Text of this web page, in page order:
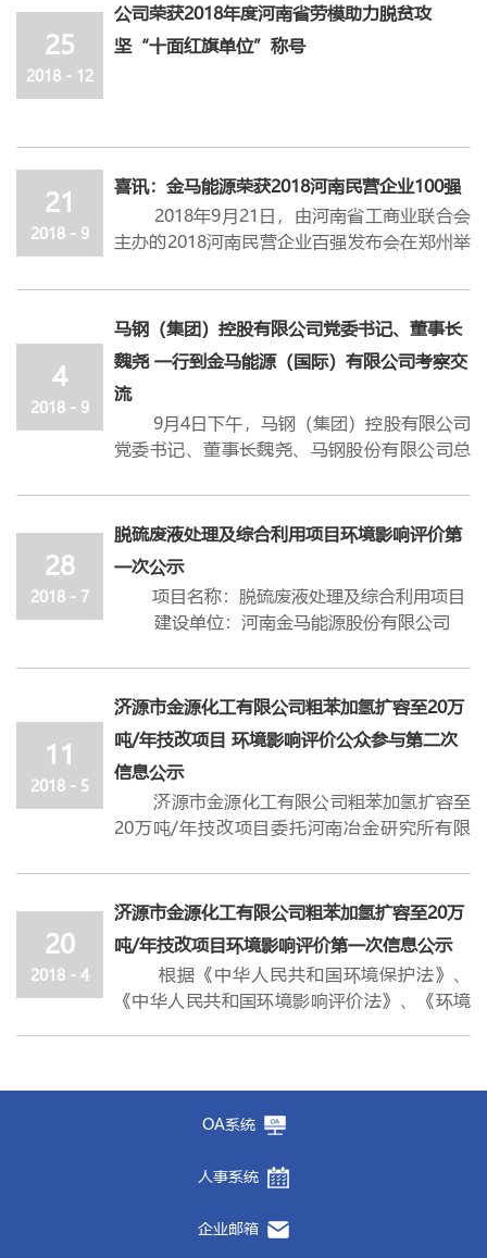
25
2018 - 12
公司荣获2018年度河南省劳模助力脱贫攻
坚“十面红旗单位”称号
21
2018 - 9
喜讯：金马能源荣获2018河南民营企业100强
2018年9月21日，由河南省工商业联合会
主办的2018河南民营企业百强发布会在郑州举
布会并讲话，省委统战部副部长、省工商联党
组书记、常务副主席李德才主持活动并宣布榜
单。公司分别位列2018河南民营企业100强第
48位、2018河南民营企业制造业100强第32
位、2018河南民营企业社会责任100强第六
位，这是公司连续六年荣获“河南民营企业
100强”。
总经理王明忠的带领下，始终坚持“集约发
展、集群发展、低碳发展”的理念，逐步由传
统炼焦行业向新型能源化工行业转型发展，形
成了集“炼焦、能源、化工、物流贸易”为一
体的清洁能源生产服务基地,并于2017年10月
10日，在香港联交所 成功上市。十五年来，金
的产品获得了用户的青睐。百强企业的殊荣既
是对金马人过去业绩的肯定，更是对金马人未
来工作的鞭策与激励。面向未来，我们将秉
承“加压奋进，自强不息”的企业精神，实现
“百年金马，追求卓越”的美好未来。
河南民营企业100强是河南省工商联在对
连续6年向社会发布，在一定程度上展示了我
省民营企业的发展历程和所取得的成就，并通
过掌握的具有连续性和说服力的上规模民营企
业经营数据，为党和政府出台扶持民营经济发
会责任评价与管理指南》河南省地方标准制
则”评价出来，综合反映企业在科技创新、关
4
2018 - 9
马钢（集团）控股有限公司党委书记、董事长
魏尧 一行到金马能源（国际）有限公司考察交
流
9月4日下午，马钢（集团）控股有限公司
党委书记、董事长魏尧、马钢股份有限公司总
考察交流。公司董事长饶朝晖，党委书记、总
经理王明忠对魏尧一行的到访表示热烈的欢
迎，对马钢多年来给予金马能源公司的关心和
支持表示衷心感谢。
公司党委书记、总经理王明忠介绍了金马
能源2017年和2018年上半年生产经营情况及未
希望与马钢在焦炭业务和煤化工能源等方面进
一步加强深层次合作。
马钢股份公司总经理钱海帆也对双方多年
的友好合作表示赞赏，并借此机会提前祝贺金
马能源在香港联交所主板成功上市一周年，希
望公司的业绩蒸蒸日上。
用户，与金马能源是命运共同体，亲如一家
人，马钢将本着合作共赢的思路，一如既往地
重视和支持金马能源的未来发展，希望双方在
能源煤化工板块的生产经营、技术升级等方面
28
2018 - 7
脱硫废液处理及综合利用项目环境影响评价第
一次公示
项目名称：脱硫废液处理及综合利用项目
建设单位：河南金马能源股份有限公司
公司现有厂区内
总 投 资： 8499.01万元
项目备案：2018-419001-26-03-042912
建设内容：建设年处理30000吨脱硫废液
生产线一条。
工艺路线为:
1、预处理工序：将硫泡沫液送入卧式离
序。
2、焚烧工序：硫浆雾化后送入焚烧炉，
生成SO2过程气，进入废热锅炉进行余热回
收。过程气被冷却后进入净化工序。
3、净化工序：过程气依次通过增湿塔、
冷却塔、洗净塔及电除雾器，分别对过程气进
工序。
4、干吸工序：炉气的干燥是通过气体与
入吸收塔，用浓硫酸吸收SO3，制成不同规格
5、转化工序：过程气经风机加压后进入
11
2018 - 5
济源市金源化工有限公司粗苯加氢扩容至20万
吨/年技改项目 环境影响评价公众参与第二次
信息公示
济源市金源化工有限公司粗苯加氢扩容至
20万吨/年技改项目委托河南冶金研究所有限
评价公众参与暂行办法》相关规定，现对该项
目环评情况进行二次公示，广泛地征求公众的
意见和建议。
一、项目概况
济源市金源化工有限公司粗苯加氢扩容至20万
吨/年技改项目投资15200万元，在公司10万
吨/年粗苯加氢的基础上进行改造扩容，加氢单
发器管束，增加主、预反应器催化剂填充量，
萃取蒸馏单元增加预蒸馏塔、溶剂回收塔，将
现有的甲苯塔改造成苯塔，蒸馏塔更换高效塔
盘，取消现有白土塔。辅助系统将开放式冷却
塔改为闭式冷却塔，对现有装卸车装置进行搬
迁改造，增加装卸车车位。
二、建设项目对环境可能造成的影响
20
2018 - 4
济源市金源化工有限公司粗苯加氢扩容至20万
吨/年技改项目环境影响评价第一次信息公示
根据《中华人民共和国环境保护法》、
《中华人民共和国环境影响评价法》、《环境
一、项目名称和工程概要
建设地点：济源市济源市虎岭产业集聚区
OA系统
人事系统
企业邮箱